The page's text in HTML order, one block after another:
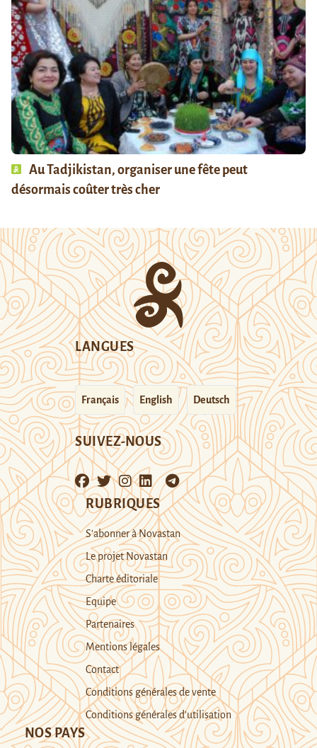
Au Tadjikistan, organiser une fête peut
désormais coûter très cher
LANGUES
Français English Deutsch
SUIVEZ-NOUS
RUBRIQUES
S’abonner à Novastan
Le projet Novastan
Charte éditoriale
Equipe
Partenaires
Mentions légales
Contact
Conditions générales de vente
Conditions générales d’utilisation
NOS PAYS